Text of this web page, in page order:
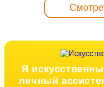
Я
личный